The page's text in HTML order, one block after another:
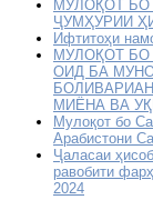
МУЛОҚОТ
ҶУМҲУРИИ
Ифтитоҳи
МУЛОҚОТ
ОИД БА
МИЁНА ВА
Мулоқот бо
Арабистони
Ҷаласаи
равобити
2024